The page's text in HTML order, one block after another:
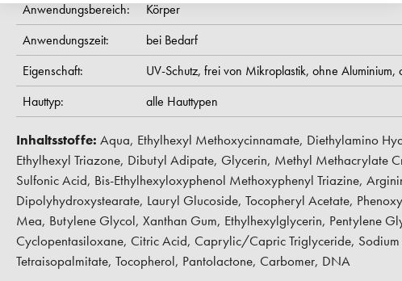
Anwendungsbereich:
Körper
Anwendungszeit:
bei Bedarf
Eigenschaft:
UV-Schutz, frei von Mikroplastik, ohne Aluminium,
Hauttyp:
alle Hauttypen
Inhaltsstoffe: Aqua, Ethylhexyl Methoxycinnamate, Diethylamino
Ethylhexyl Triazone, Dibutyl Adipate, Glycerin, Methyl Methacrylate
Sulfonic Acid, Bis-Ethylhexyloxyphenol Methoxyphenyl Triazine,
Dipolyhydroxystearate, Lauryl Glucoside, Tocopheryl Acetate,
Mea, Butylene Glycol, Xanthan Gum, Ethylhexylglycerin, Pentylene
Cyclopentasiloxane, Citric Acid, Caprylic/Capric Triglyceride,
Tetraisopalmitate, Tocopherol, Pantolactone, Carbomer, DNA